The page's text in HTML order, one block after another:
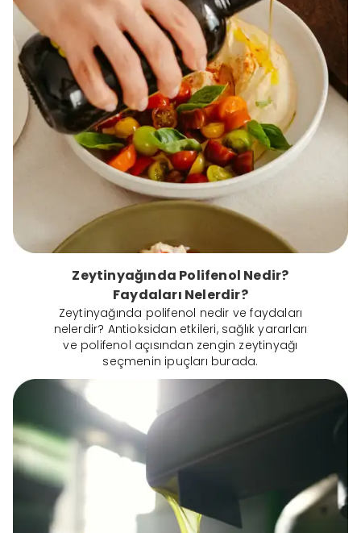
Zeytinyağında Polifenol Nedir?
Faydaları Nelerdir?
Zeytinyağında polifenol nedir ve faydaları
nelerdir? Antioksidan etkileri, sağlık yararları
ve polifenol açısından zengin zeytinyağı
seçmenin ipuçları burada.